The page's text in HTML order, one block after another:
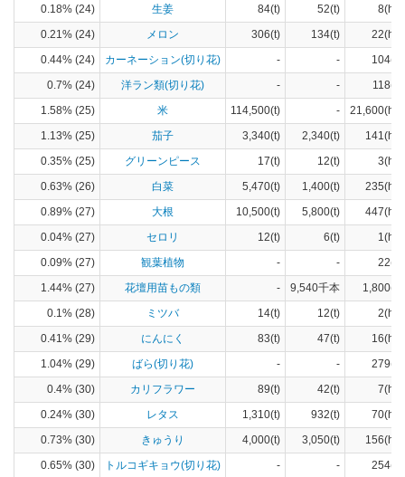
0.18% (24)
生姜 84(t) 52(t)
8(ha)
0.21% (24)
メロン 306(t) 134(t)
22(ha)
0.44% (24)
カーネーション(切り花) - -
104(a)
0.7% (24)
洋ラン類(切り花) - -
118(a)
1.58% (25)
米 114,500(t) -
21,600(ha)
1.13% (25)
茄子 3,340(t) 2,340(t)
141(ha)
0.35% (25)
グリーンピース 17(t) 12(t)
3(ha)
0.63% (26)
白菜 5,470(t) 1,400(t)
235(ha)
0.89% (27)
大根 10,500(t) 5,800(t)
447(ha)
0.04% (27)
セロリ 12(t) 6(t)
1(ha)
0.09% (27)
観葉植物 - -
22(a)
1.44% (27)
花壇用苗もの類 - 9,540千本
1,800(a)
0.1% (28)
ミツバ 14(t) 12(t)
2(ha)
0.41% (29)
にんにく 83(t) 47(t)
16(ha)
1.04% (29)
ばら(切り花) - -
279(a)
0.4% (30)
カリフラワー 89(t) 42(t)
7(ha)
0.24% (30)
レタス 1,310(t) 932(t)
70(ha)
0.73% (30)
きゅうり 4,000(t) 3,050(t)
156(ha)
0.65% (30)
トルコギキョウ(切り花) - -
254(a)